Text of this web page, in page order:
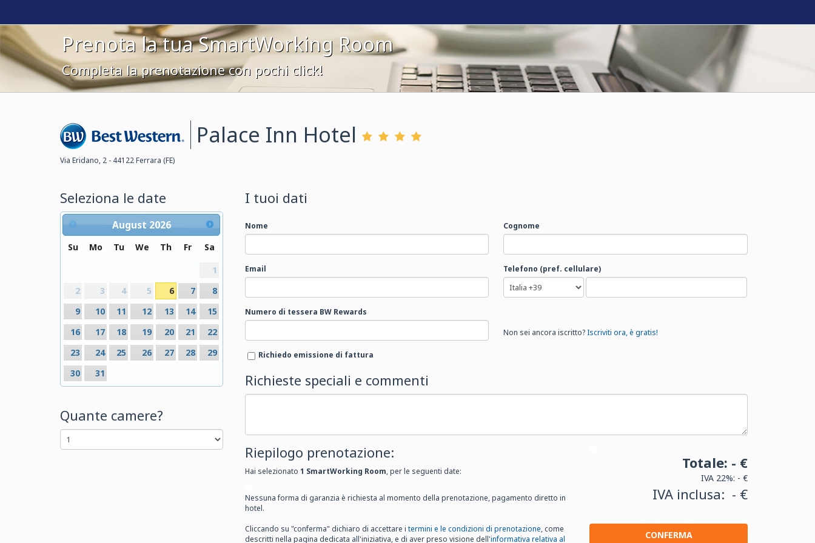
Prenota la tua SmartWorking Room
Completa la prenotazione con pochi click!
Best
Western
Palace Inn Hotel
Via Eridano, 2 - 44122 Ferrara (FE)
Seleziona le date
August 2026
Su Mo Tu We Th Fr
Sa
1
2
3 4 5 6 7
8
9
10 11 12 13 14
15
16
17 18 19 20 21
22
23
24 25 26 27 28
29
30
31
Quante camere?
I tuoi dati
Nome Cognome
Email Telefono (pref. cellulare)
Numero di tessera BW Rewards
Non sei ancora iscritto?Iscriviti ora, è gratis!
Richiedo emissione di fattura
Richieste speciali e commenti
Riepilogo prenotazione:
Hai selezionato 1 SmartWorking Room, per le seguenti date:
Nessuna forma di garanzia è richiesta al momento della prenotazione, pagamento diretto in
hotel.
Totale: - €
IVA 22%: - €
IVA inclusa: - €
Cliccando su "conferma" dichiaro di accettare i termini e le condizioni di prenotazione, come
descritti nella pagina dedicata all'iniziativa, e di aver preso visione dell'informativa relativa al CONFERMA